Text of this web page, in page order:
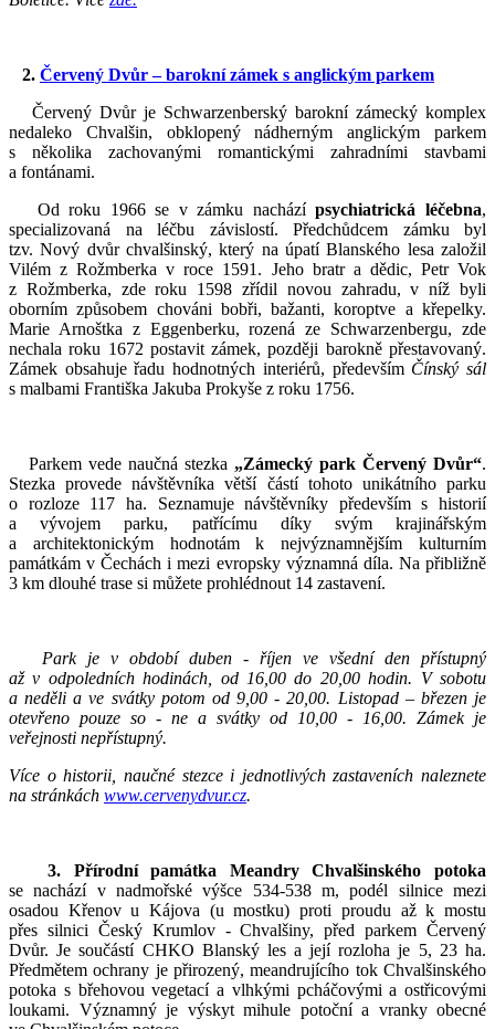
2. Červený Dvůr – barokní zámek s anglickým parkem
Červený Dvůr je Schwarzenberský barokní zámecký komplex
nedaleko Chvalšin, obklopený nádherným anglickým parkem
s několika zachovanými romantickými zahradními stavbami
a fontánami.
Od roku 1966 se v zámku nacházípsychiatrická léčebna,
specializovaná na léčbu závislostí. Předchůdcem zámku byl
tzv. Nový dvůr chvalšinský, který na úpatí Blanského lesa založil
Vilém z Rožmberka v roce 1591. Jeho bratr a dědic, Petr Vok
z Rožmberka, zde roku 1598 zřídil novou zahradu, v níž byli
oborním způsobem chováni bobři, bažanti, koroptve a křepelky.
Marie Arnoštka z Eggenberku, rozená ze Schwarzenbergu, zde
nechala roku 1672 postavit zámek, později barokně přestavovaný.
Zámek obsahuje řadu hodnotných interiérů, především Čínský sál
s malbami Františka Jakuba Prokyše z roku 1756.
Parkem vede naučná stezka „Zámecký park Červený Dvůr“.
Stezka provede návštěvníka větší částí tohoto unikátního parku
o rozloze 117 ha. Seznamuje návštěvníky především s historií
a vývojem parku, patřícímu díky svým krajinářským
a architektonickým hodnotám k nejvýznamnějším kulturním
památkám v Čechách i mezi evropsky významná díla. Na přibližně
3 km dlouhé trase si můžete prohlédnout 14 zastavení.
Park je v období duben - říjen ve všední den přístupný
až v odpoledních hodinách, od 16,00 do 20,00 hodin. V sobotu
a neděli a ve svátky potom od 9,00 - 20,00. Listopad – březen je
otevřeno pouze so - ne a svátky od 10,00 - 16,00. Zámek je
veřejnosti nepřístupný.
Více o historii, naučné stezce i jednotlivých zastaveních naleznete
na stránkách www.cervenydvur.cz.
3. Přírodní památka
Meandry Chvalšinského potoka
se nachází v nadmořské výšce 534-538 m, podél silnice mezi
osadou Křenov u Kájova (u mostku) proti proudu až k mostu
přes silnici Český Krumlov - Chvalšiny, před parkem Červený
Dvůr. Je součástí CHKO Blanský les a její rozloha je 5, 23 ha.
Předmětem ochrany je přirozený, meandrujícího tok Chvalšinského
potoka s břehovou vegetací a vlhkými pcháčovými a ostřicovými
loukami. Významný je výskyt mihule potoční a vranky obecné